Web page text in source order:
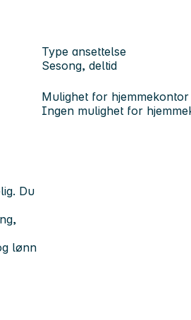
Type ansettelse
Sesong, deltid
Mulighet for hjemmekontor
Ingen mulighet for
Du
lønn